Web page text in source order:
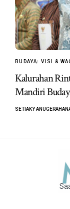
BUDAYA VISI &
Kalurahan
Mandiri
SETIAKY